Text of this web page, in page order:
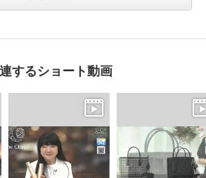
するショート動画